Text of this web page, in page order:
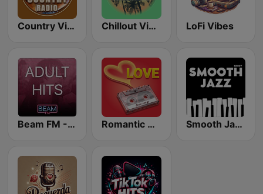
Country Vibes Chillout Vibes LoFi Vibes
Beam FM - Adult Hits Romantic Vibes Smooth Jazz - Groov